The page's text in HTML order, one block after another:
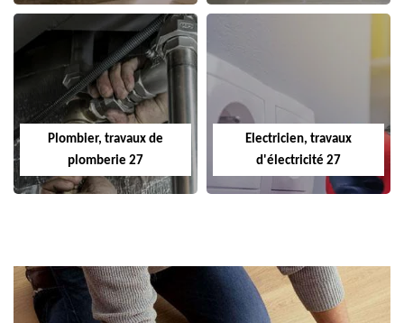
Plombier, travaux de
plomberie 27
Electricien, travaux
d'électricité 27